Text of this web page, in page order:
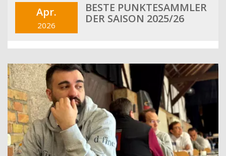
Apr.
2026
BESTE PUNKTESAMMLER
DER SAISON 2025/26